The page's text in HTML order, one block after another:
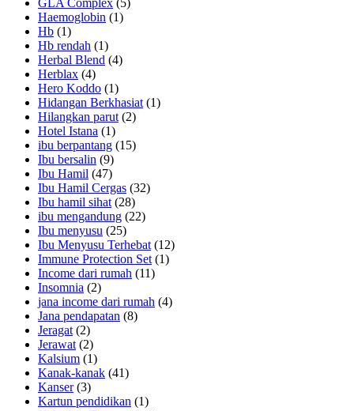
GLA Complex (5)
Haemoglobin (1)
Hb (1)
Hb rendah (1)
Herbal Blend (4)
Herblax (4)
Hero Koddo (1)
Hidangan Berkhasiat (1)
Hilangkan parut (2)
Hotel Istana (1)
ibu berpantang (15)
Ibu bersalin (9)
Ibu Hamil (47)
Ibu Hamil Cergas (32)
Ibu hamil sihat (28)
ibu mengandung (22)
Ibu menyusu (25)
Ibu Menyusu Terhebat (12)
Immune Protection Set (1)
Income dari rumah (11)
Insomnia (2)
jana income dari rumah (4)
Jana pendapatan (8)
Jeragat (2)
Jerawat (2)
Kalsium (1)
Kanak-kanak (41)
Kanser(3)
Kartun pendidikan (1)